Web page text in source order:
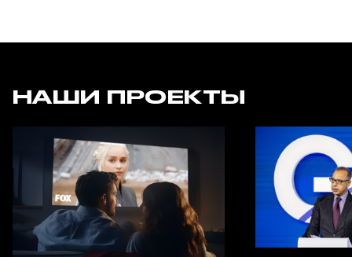
НАШИ ПРОЕКТЫ